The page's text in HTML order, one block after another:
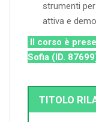
strumenti
attiva e
Il corso è
Sofia (ID.
TITOLO